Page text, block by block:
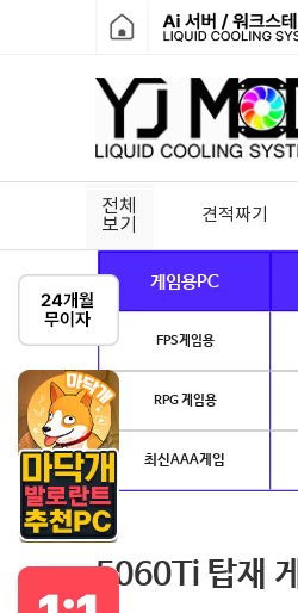
전체
보기
견적짜기
게임용PC
FPS게임용
RPG 게임용
최신AAA게임
5060Ti 탑재